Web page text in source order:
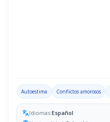
Autoestima Conflictos amorosos
Idiomas:Español